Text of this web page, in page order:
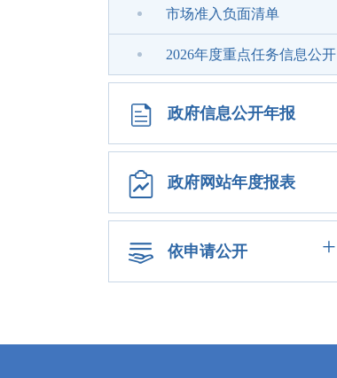
市场准入负面清单
2026年度重点任务信息公开
政府信息公开年报
政府网站年度报表
依申请公开 +